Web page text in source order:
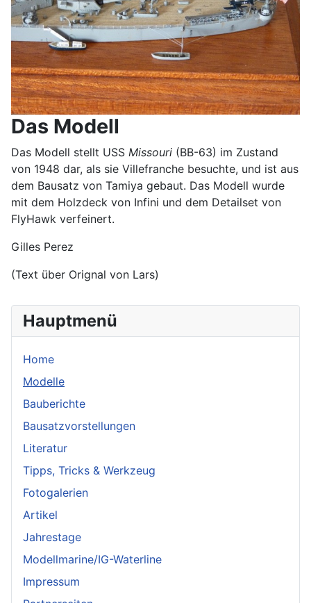
Hauptmenü
Home
Modelle
Bauberichte
Bausatzvorstellungen
Literatur
Tipps, Tricks & Werkzeug
Fotogalerien
Artikel
Jahrestage
Modellmarine/IG-Waterline
Impressum
Das Modell
Das Modell stellt USS Missouri (BB-63) im Zustand
von 1948 dar, als sie Villefranche besuchte, und ist aus
dem Bausatz von Tamiya gebaut. Das Modell wurde
mit dem Holzdeck von Infini und dem Detailset von
FlyHawk verfeinert.
Gilles Perez
(Text über Orignal von Lars)